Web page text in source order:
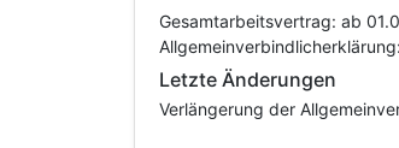
Gesamtarbeitsvertrag: ab
Allgemeinverbindlicherklärung:
Letzte Änderungen
Verlängerung der